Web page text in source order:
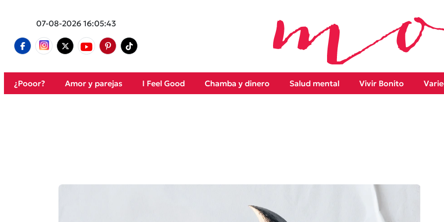
07-08-2026 16:05:43
¿Pooor? Amor y parejas I Feel Good Chamba y dinero Salud mental Vivir Bonito